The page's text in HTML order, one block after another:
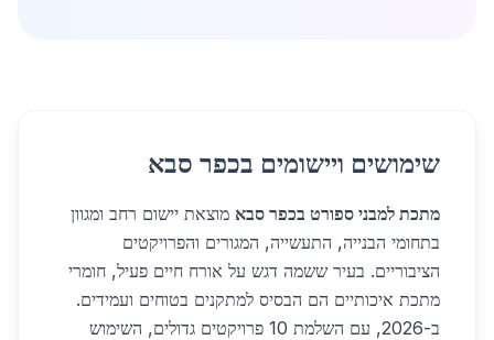
שימושים ויישומים בכפר סבא
מתכת למבני ספורט בכפר סבא מוצאת יישום רחב ומגוון
בתחומי הבנייה, התעשייה, המגורים והפרויקטים
הציבוריים. בעיר ששמה דגש על אורח חיים פעיל, חומרי
מתכת איכותיים הם הבסיס למתקנים בטוחים ועמידים.
ב-2026, עם השלמת 10 פרויקטים גדולים, השימוש